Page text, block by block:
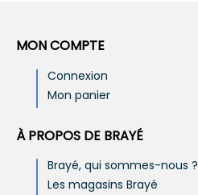
MON COMPTE
Connexion
Mon panier
À PROPOS DE BRAYÉ
Brayé, qui sommes-nous ?
Les magasins Brayé